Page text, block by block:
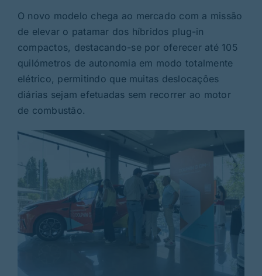
O novo modelo chega ao mercado com a missão
de elevar o patamar dos híbridos plug-in
compactos, destacando-se por oferecer até 105
quilómetros de autonomia em modo totalmente
elétrico, permitindo que muitas deslocações
diárias sejam efetuadas sem recorrer ao motor
de combustão.